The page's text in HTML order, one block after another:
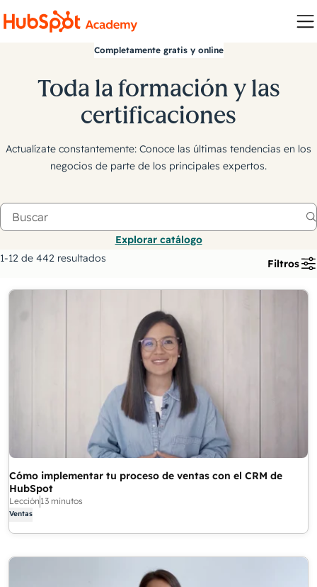
Completamente gratis y online
Toda la formación y las
certificaciones
Actualízate constantemente: Conoce las últimas tendencias en los
negocios de parte de los principales expertos.
Explorar catálogo
1-12 de 442 resultados
Filtros
Cómo implementar tu proceso de ventas con el CRM de
HubSpot
Lección 13 minutos
Ventas